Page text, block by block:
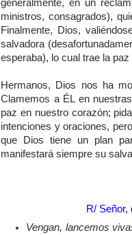
generalmente, en un
ministros, consagrados),
Finalmente, Dios,
salvadora
esperaba), lo cual trae la
Hermanos, Dios nos ha
Clamemos a ÉL en
paz en nuestro corazón;
intenciones y oraciones,
que Dios tiene un plan
manifestará siempre su
R/ Señor,
Vengan, lancemos